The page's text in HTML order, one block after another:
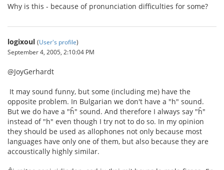
Why is this - because of pronunciation difficulties for some?
logixoul (User's profile)
September 4, 2005, 2:10:04 PM
@JoyGerhardt
It may sound funny, but some (including me) have the
opposite problem. In Bulgarian we don't have a "h" sound.
But we do have a "ĥ" sound. And therefore I always say "ĥ"
instead of "h" even though I try not to do so. In my opinion
they should be used as allophones not only because most
languages have only one of them, but also because they are
accoustically highly similar.